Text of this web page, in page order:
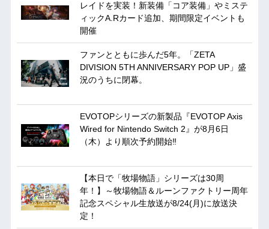
レイドを実装！新装備「コア装備」やミステ
ィックA.Rカード追加、期間限定イベントも
開催
ファンとともに歩んだ5年。「ZETA
DIVISION 5TH ANNIVERSARY POP UP」盛
況のうちに閉幕。
EVOTOPシリーズの新製品『EVOTOP Axis
Wired for Nintendo Switch 2』が8月6日
（木）より順次予約開始‼
【本日で「牧場物語」シリーズは30周
年！】～牧場物語＆ルーンファクトリー周年
記念スペシャル生放送が8/24(月)に放送決
定！